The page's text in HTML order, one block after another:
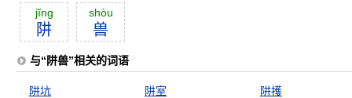
jĭng
阱
shòu
兽
与“阱兽”相关的词语
阱坑 阱室
阱擭